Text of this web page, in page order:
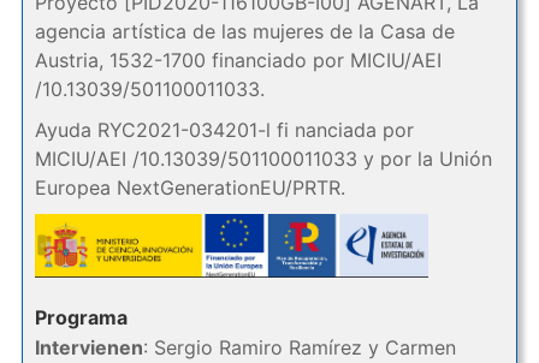
agencia artística de las mujeres de la Casa de
Austria, 1532-1700 financiado por MICIU/AEI
/10.13039/501100011033.
Ayuda RYC2021-034201-l fi nanciada por
MICIU/AEI /10.13039/501100011033 y por la Unión
Europea NextGenerationEU/PRTR.
Programa
Intervienen: Sergio Ramiro Ramírez y Carmen